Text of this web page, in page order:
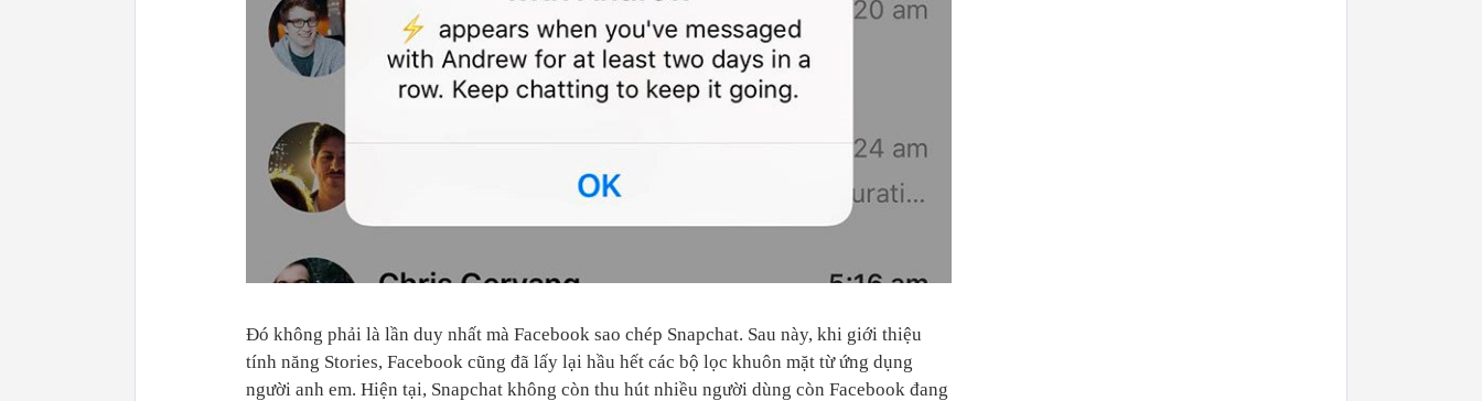
Đó không phải là lần duy nhất mà Facebook sao chép Snapchat. Sau này, khi giới thiệu
tính năng Stories, Facebook cũng đã lấy lại hầu hết các bộ lọc khuôn mặt từ ứng dụng
người anh em. Hiện tại, Snapchat không còn thu hút nhiều người dùng còn Facebook đang